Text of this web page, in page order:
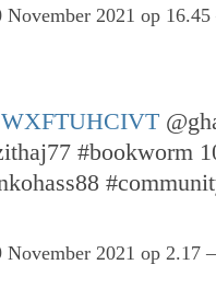
November 2021 op
WXFTUHCIVT
#bookworm
November 2021 op 2.17